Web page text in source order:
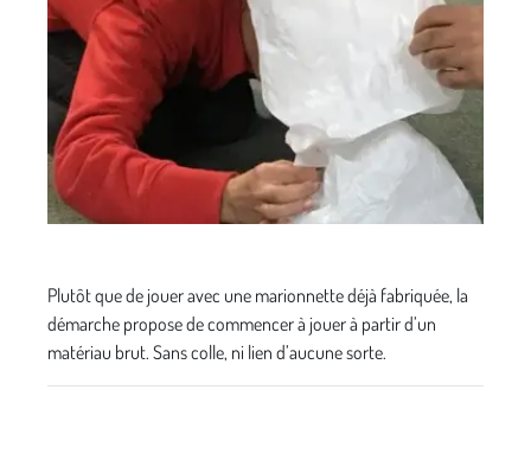
Plutôt que de jouer avec une marionnette déjà fabriquée, la
démarche propose de commencer à jouer à partir d’un
matériau brut. Sans colle, ni lien d’aucune sorte.